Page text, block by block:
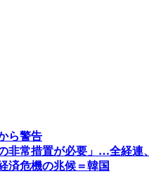
ら警告
非常措置が必要」…全経連
済危機の兆候＝韓国